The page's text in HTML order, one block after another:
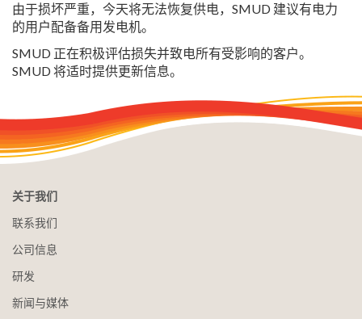
由于损坏严重，今天将无法恢复供电，SMUD 建议有电力
的用户配备备用发电机。
SMUD 正在积极评估损失并致电所有受影响的客户。
SMUD 将适时提供更新信息。
关于我们
联系我们
公司信息
研发
新闻与媒体